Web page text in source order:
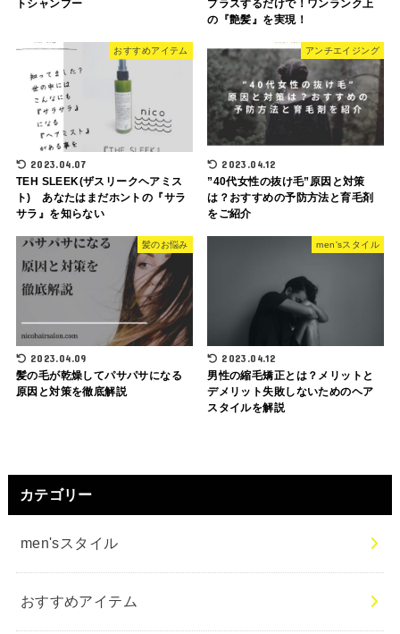
トシャンプー
プラスするだけで！ワンランク上
の『艶髪』を実現！
おすすめアイテム
2023.04.07
TEH SLEEK(ザスリークヘアミス
ト) あなたはまだホントの『サラ
サラ』を知らない
アンチエイジング
2023.04.12
”40代女性の抜け毛”原因と対策
は？おすすめの予防方法と育毛剤
をご紹介
髪のお悩み
2023.04.09
髪の毛が乾燥してパサパサになる
原因と対策を徹底解説
men'sスタイル
2023.04.12
男性の縮毛矯正とは？メリットと
デメリット失敗しないためのヘア
スタイルを解説
カテゴリー
men'sスタイル
おすすめアイテム